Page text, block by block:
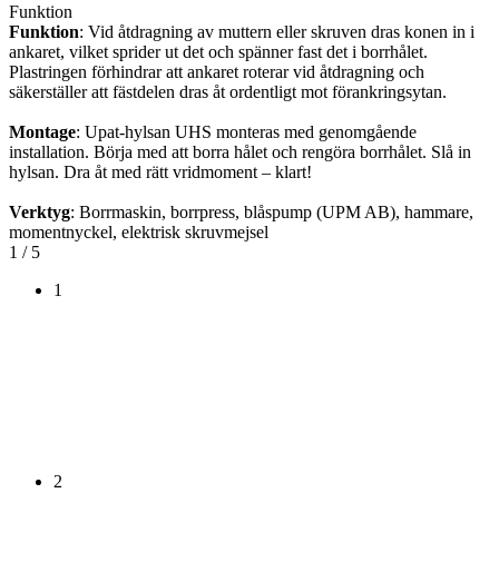
Funktion
Funktion: Vid åtdragning av muttern eller skruven dras konen in i
ankaret, vilket sprider ut det och spänner fast det i borrhålet.
Plastringen förhindrar att ankaret roterar vid åtdragning och
säkerställer att fästdelen dras åt ordentligt mot förankringsytan.
Montage: Upat-hylsan UHS monteras med genomgående
installation. Börja med att borra hålet och rengöra borrhålet. Slå in
hylsan. Dra åt med rätt vridmoment – klart!
Verktyg: Borrmaskin, borrpress, blåspump (UPM AB), hammare,
momentnyckel, elektrisk skruvmejsel
1 / 5
1
2